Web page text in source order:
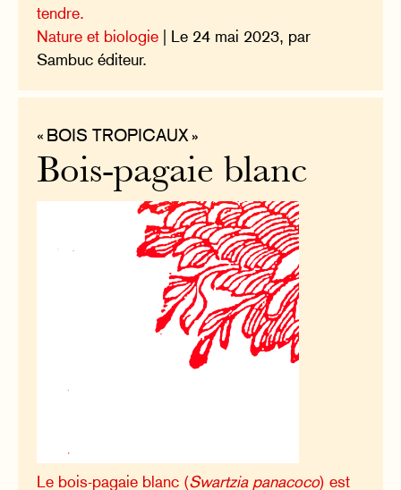
tendre.
Nature et biologie | Le 24 mai 2023, par
Sambuc éditeur.
« BOIS TROPICAUX »
Bois-pagaie blanc
Le bois-pagaie blanc (Swartzia panacoco) est